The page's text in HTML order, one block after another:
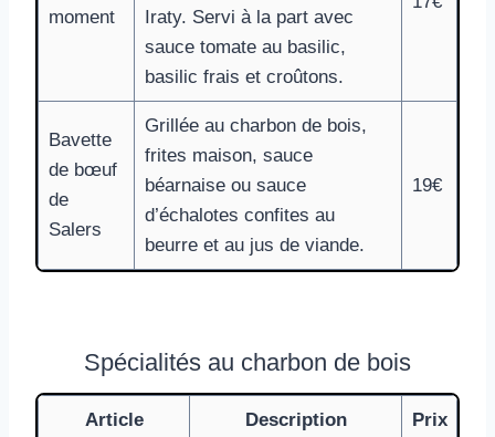
moment
Iraty. Servi à la part avec
sauce tomate au basilic,
basilic frais et croûtons.
Bavette
de bœuf
de
Salers
Grillée au charbon de bois,
frites maison, sauce
béarnaise ou sauce
d’échalotes confites au
beurre et au jus de viande.
19€
Spécialités au charbon de bois
Article Description Prix